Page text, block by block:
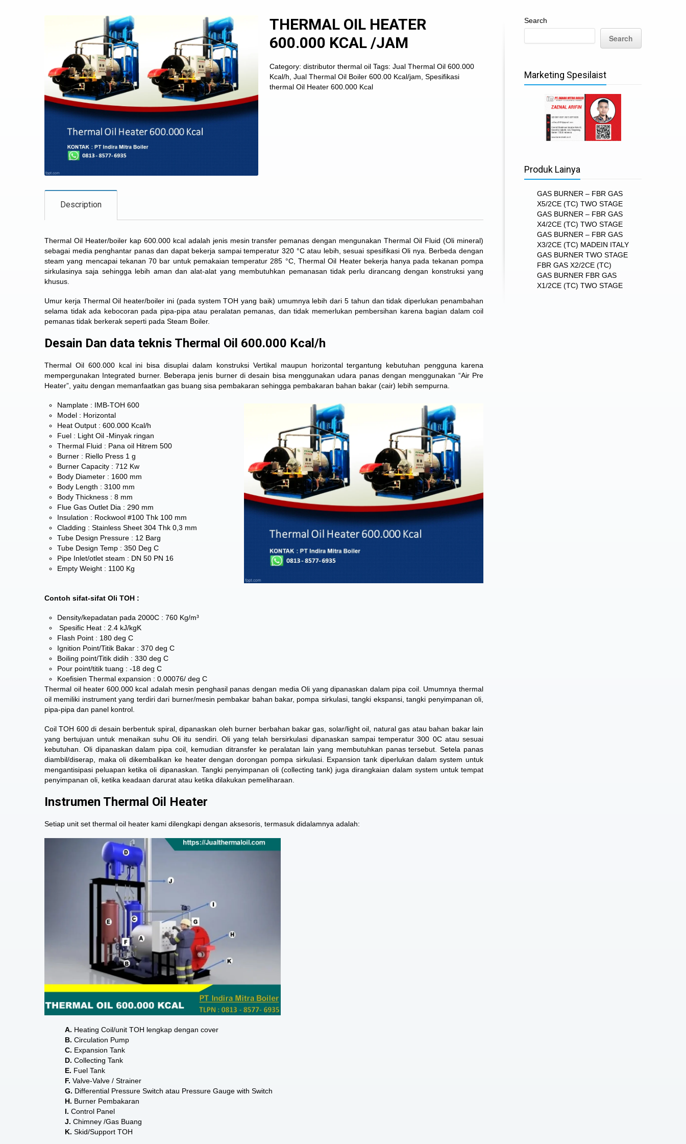
THERMAL OIL HEATER
600.000 KCAL /JAM
Category:distributor thermal oil Tags:Jual Thermal Oil 600.000
Kcal/h ,Jual Thermal Oil Boiler 600.00 Kcal/jam ,Spesifikasi
thermal Oil Heater 600.000 Kcal
Description
Thermal Oil Heater/boiler kap 600.000 kcal adalah jenis mesin transfer pemanas dengan mengunakan Thermal Oil Fluid (Oli mineral)
sebagai media penghantar panas dan dapat bekerja sampai temperatur 320 °C atau lebih, sesuai spesifikasi Oli nya. Berbeda dengan
steam yang mencapai tekanan 70 bar untuk pemakaian temperatur 285 °C, Thermal Oil Heater bekerja hanya pada tekanan pompa
sirkulasinya saja sehingga lebih aman dan alat-alat yang membutuhkan pemanasan tidak perlu dirancang dengan konstruksi yang
khusus.
Umur kerja Thermal Oil heater/boiler ini (pada system TOH yang baik) umumnya lebih dari 5 tahun dan tidak diperlukan penambahan
selama tidak ada kebocoran pada pipa-pipa atau peralatan pemanas, dan tidak memerlukan pembersihan karena bagian dalam coil
pemanas tidak berkerak seperti pada Steam Boiler.
Desain Dan data teknis Thermal Oil 600.000 Kcal/h
Thermal Oil 600.000 kcalini bisa disuplai dalam konstruksi Vertikal maupun horizontal tergantung kebutuhan pengguna karena
mempergunakan Integrated burner. Beberapa jenis burner di desain bisa menggunakan udara panas dengan menggunakan “Air Pre
Heater”, yaitu dengan memanfaatkan gas buang sisa pembakaran sehingga pembakaran bahan bakar (cair) lebih sempurna.
Namplate : IMB-TOH 600
Model : Horizontal
Heat Output : 600.000 Kcal/h
Fuel : Light Oil -Minyak ringan
Thermal Fluid : Pana oil Hitrem 500
Burner : Riello Press 1 g
Burner Capacity : 712 Kw
Body Diameter : 1600 mm
Body Length : 3100 mm
Body Thickness : 8 mm
Flue Gas Outlet Dia : 290 mm
Insulation : Rockwool #100 Thk 100 mm
Cladding : Stainless Sheet 304 Thk 0,3 mm
Tube Design Pressure : 12 Barg
Tube Design Temp : 350 Deg C
Pipe Inlet/otlet steam : DN 50 PN 16
Empty Weight : 1100 Kg
Contoh sifat-sifat Oli TOH :
Density/kepadatan pada 2000C : 760 Kg/m³
Spesific Heat : 2.4 kJ/kgK
Flash Point : 180 deg C
Ignition Point/Titik Bakar : 370 deg C
Boiling point/Titik didih : 330 deg C
Pour point/titik tuang : -18 deg C
Koefisien Thermal expansion : 0.00076/ deg C
Thermal oil heater 600.000 kcal adalah mesin penghasil panas dengan media Oli yang dipanaskan dalam pipa coil. Umumnya thermal
oil memiliki instrument yang terdiri dari burner/mesin pembakar bahan bakar, pompa sirkulasi, tangki ekspansi, tangki penyimpanan oli,
pipa-pipa dan panel kontrol.
Coil TOH 600 di desain berbentuk spiral, dipanaskan oleh burner berbahan bakar gas, solar/light oil, natural gas atau bahan bakar lain
yang bertujuan untuk menaikan suhu Oli itu sendiri. Oli yang telah bersirkulasi dipanaskan sampai temperatur 300 0C atau sesuai
kebutuhan. Oli dipanaskan dalam pipa coil, kemudian ditransfer ke peralatan lain yang membutuhkan panas tersebut. Setela panas
diambil/diserap, maka oli dikembalikan ke heater dengan dorongan pompa sirkulasi. Expansion tank diperlukan dalam system untuk
mengantisipasi peluapan ketika oli dipanaskan. Tangki penyimpanan oli (collecting tank) juga dirangkaian dalam system untuk tempat
penyimpanan oli, ketika keadaan darurat atau ketika dilakukan pemeliharaan.
Instrumen Thermal Oil Heater
Setiap unit set thermal oil heater kami dilengkapi dengan aksesoris, termasuk didalamnya adalah:
A. Heating Coil/unit TOH lengkap dengan cover
B. Circulation Pump
C. Expansion Tank
D. Collecting Tank
E. Fuel Tank
F. Valve-Valve / Strainer
G. Differential Pressure Switch atau Pressure Gauge with Switch
H. Burner Pembakaran
I. Control Panel
J. Chimney /Gas Buang
K. Skid/Support TOH
Search
Search
Marketing Spesilaist
Produk Lainya
GAS BURNER – FBR GAS
X5/2CE (TC) TWO STAGE
GAS BURNER – FBR GAS
X4/2CE (TC) TWO STAGE
GAS BURNER – FBR GAS
X3/2CE (TC) MADEIN ITALY
GAS BURNER TWO STAGE
FBR GAS X2/2CE (TC)
GAS BURNER FBR GAS
X1/2CE (TC) TWO STAGE